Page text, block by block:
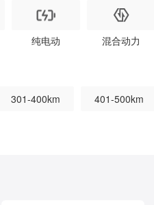
纯电动 混合动力
301-400km 401-500km